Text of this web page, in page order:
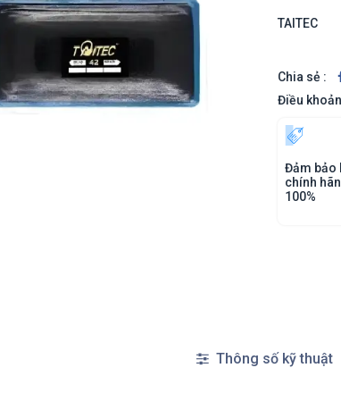
TAITEC
Chia sẻ :
Điều
Đảm bảo
chính
100%
Thông số kỹ thuật